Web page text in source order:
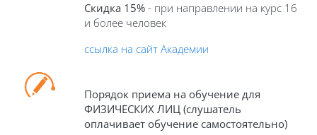
Скидка 15% - при направлении на курс 16
и более человек
ссылка на сайт Академии
Порядок приема на обучение для
ФИЗИЧЕСКИХ ЛИЦ (слушатель
оплачивает обучение самостоятельно)